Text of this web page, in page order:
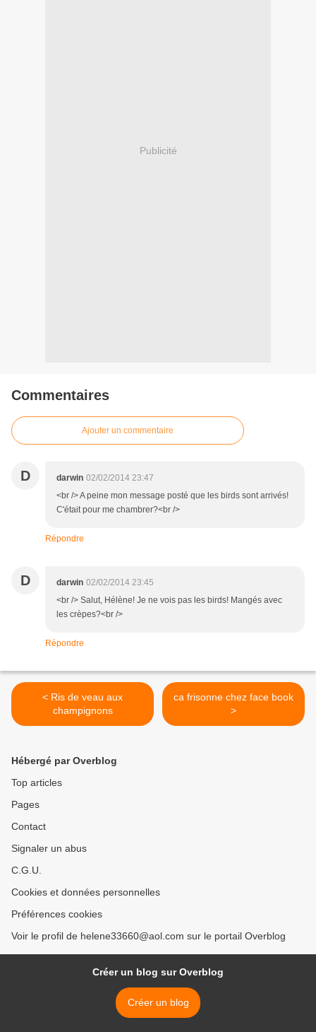
Publicité
Commentaires
Ajouter un commentaire
D darwin 02/02/2014 23:47
<br /> A peine mon message posté que les birds sont arrivés!
C'était pour me chambrer?<br />
Répondre
D darwin 02/02/2014 23:45
<br /> Salut, Hélène! Je ne vois pas les birds! Mangés avec
les crèpes?<br />
Répondre
< Ris de veau aux
champignons
ca frisonne chez face book
>
Hébergé par Overblog
Top articles
Pages
Contact
Signaler un abus
C.G.U.
Cookies et données personnelles
Préférences cookies
Voir le profil de helene33660@aol.com sur le portail Overblog
Créer un blog sur Overblog
Créer un blog